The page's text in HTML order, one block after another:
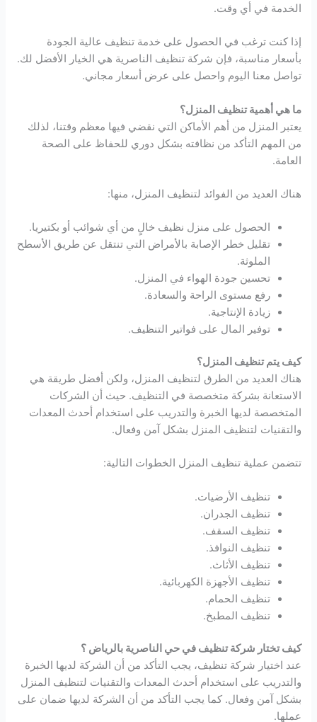
الخدمة في أي وقت.
إذا كنت ترغب في الحصول على خدمة تنظيف عالية الجودة
بأسعار مناسبة، فإن شركة تنظيف الناصرية هي الخيار الأفضل لك.
تواصل معنا اليوم واحصل على عرض أسعار مجاني.
ما هي أهمية تنظيف المنزل؟
يعتبر المنزل من أهم الأماكن التي نقضي فيها معظم وقتنا، لذلك
من المهم التأكد من نظافته بشكل دوري للحفاظ على الصحة
العامة.
هناك العديد من الفوائد لتنظيف المنزل، منها:
الحصول على منزل نظيف خالٍ من أي شوائب أو بكتيريا.
تقليل خطر الإصابة بالأمراض التي تنتقل عن طريق الأسطح
الملوثة.
تحسين جودة الهواء في المنزل.
رفع مستوى الراحة والسعادة.
زيادة الإنتاجية.
توفير المال على فواتير التنظيف.
كيف يتم تنظيف المنزل؟
هناك العديد من الطرق لتنظيف المنزل، ولكن أفضل طريقة هي
الاستعانة بشركة متخصصة في التنظيف. حيث أن الشركات
المتخصصة لديها الخبرة والتدريب على استخدام أحدث المعدات
والتقنيات لتنظيف المنزل بشكل آمن وفعال.
تتضمن عملية تنظيف المنزل الخطوات التالية:
تنظيف الأرضيات.
تنظيف الجدران.
تنظيف السقف.
تنظيف النوافذ.
تنظيف الأثاث.
تنظيف الأجهزة الكهربائية.
تنظيف الحمام.
تنظيف المطبخ.
كيف تختار شركة تنظيف في حي الناصرية بالرياض ؟
عند اختيار شركة تنظيف، يجب التأكد من أن الشركة لديها الخبرة
والتدريب على استخدام أحدث المعدات والتقنيات لتنظيف المنزل
بشكل آمن وفعال. كما يجب التأكد من أن الشركة لديها ضمان على
عملها.